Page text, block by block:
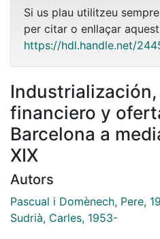
Si us plau utilitzeu
per citar o enllaçar
https://hdl.handle.net/
financiero y
Barcelona a
XIX
Autors
Pascual i Domènech, Pere,
Sudrià, Carles, 1953-